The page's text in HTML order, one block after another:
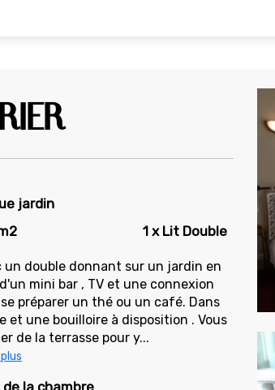
jardin
1 x Lit Double
un double donnant sur un jardin en
mini bar , TV et une connexion
préparer un thé ou un café. Dans
et une bouilloire à disposition . Vous
de la terrasse pour y...
la chambre